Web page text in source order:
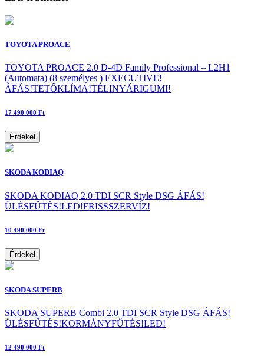
TOYOTA PROACE
TOYOTA PROACE 2.0 D-4D Family Professional – L2H1
(Automata) (8 személyes ) EXECUTIVE!
ÁFÁS!TETŐKLÍMA!TÉLINYÁRIGUMI!
17 490 000 Ft
Érdekel
SKODA KODIAQ
SKODA KODIAQ 2.0 TDI SCR Style DSG ÁFÁS!
ÜLÉSFŰTÉS!LED!FRISSSZERVÍZ!
10 490 000 Ft
Érdekel
SKODA SUPERB
SKODA SUPERB Combi 2.0 TDI SCR Style DSG ÁFÁS!
ÜLÉSFŰTÉS!KORMÁNYFŰTÉS!LED!
12 490 000 Ft